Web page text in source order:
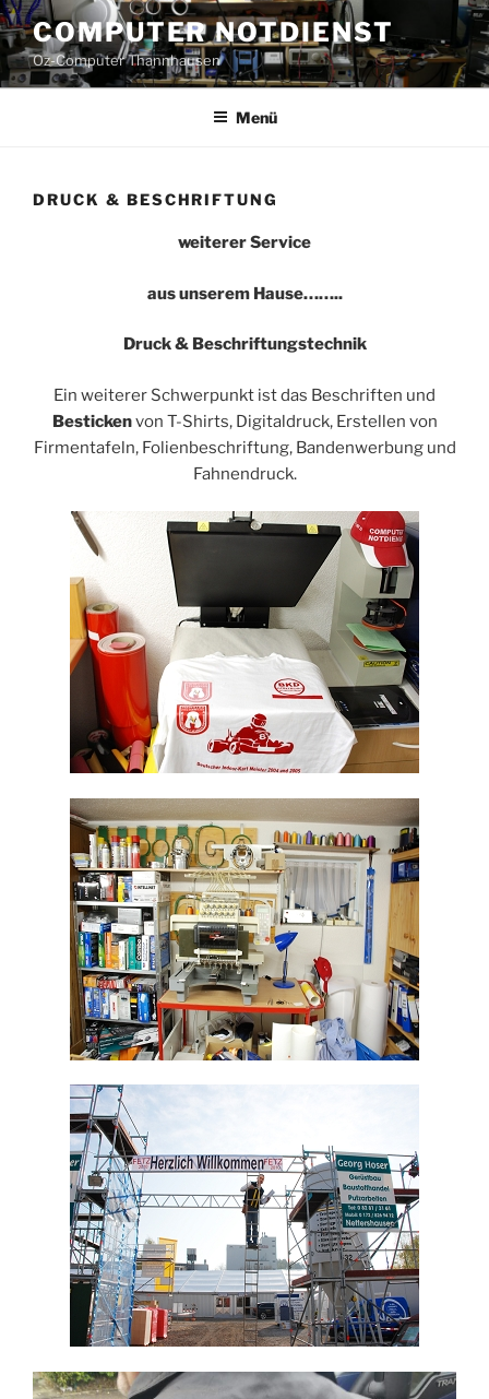
Zum
Inhalt
springen
COMPUTER NOTDIENST
Oz-Computer Thannhausen
Menü
DRUCK & BESCHRIFTUNG
weiterer Service
aus unserem Hause……..
Druck & Beschriftungstechnik
Ein weiterer Schwerpunkt ist das Beschriften und
Bestickenvon T-Shirts, Digitaldruck, Erstellen von
Firmentafeln, Folienbeschriftung, Bandenwerbung und
Fahnendruck.